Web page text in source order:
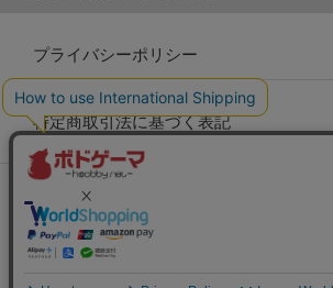
プライバシーポリシー
特定商取引法に基づく表記
【ボドゲーマ】ボードゲームの総合情報